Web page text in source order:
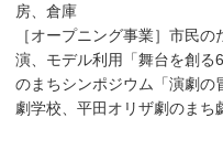
房、倉庫
［オープニング事業］市民
演、モデル利用「舞台を創る
のまちシンポジウム「演劇の
劇学校、平田オリザ劇のまち